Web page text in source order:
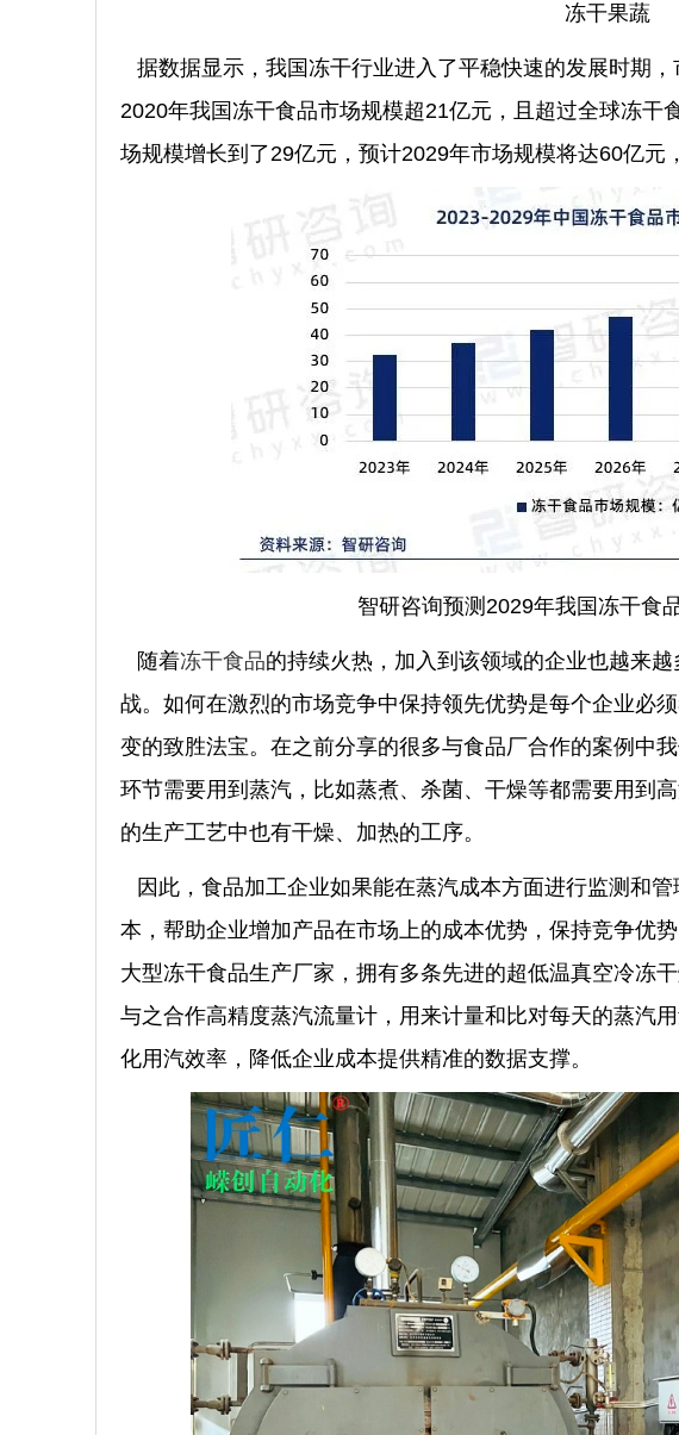
冻干果蔬
据数据显示，我国冻干行业进入了平稳快速的发展时期，
2020年我国冻干食品市场规模超21亿元，且超过全球冻干
场规模增长到了29亿元，预计2029年市场规模将达60亿元
智研咨询预测2029年我国冻干食
随着冻干食品的持续火热，加入到该领域的企业也越来
战。如何在激烈的市场竞争中保持领先优势是每个企业必
变的致胜法宝。在之前分享的很多与食品厂合作的案例中
环节需要用到蒸汽，比如蒸煮、杀菌、干燥等都需要用到
的生产工艺中也有干燥、加热的工序。
因此，食品加工企业如果能在蒸汽成本方面进行监测和
本，帮助企业增加产品在市场上的成本优势，保持竞争优
大型冻干食品生产厂家，拥有多条先进的超低温真空冷冻
与之合作高精度蒸汽流量计，用来计量和比对每天的蒸汽
化用汽效率，降低企业成本提供精准的数据支撑。